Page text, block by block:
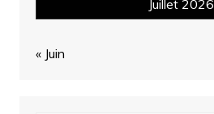
Juillet 2026
« Juin